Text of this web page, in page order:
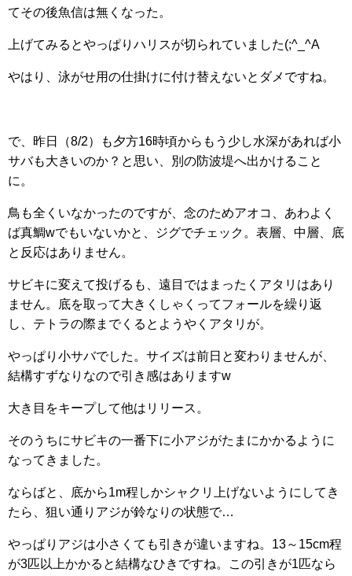
てその後魚信は無くなった。
上げてみるとやっぱりハリスが切られていました(;^_^A
やはり、泳がせ用の仕掛けに付け替えないとダメですね。
で、昨日（8/2）も夕方16時頃からもう少し水深があれば小
サバも大きいのか？と思い、別の防波堤へ出かけること
に。
鳥も全くいなかったのですが、念のためアオコ、あわよく
ば真鯛wでもいないかと、ジグでチェック。表層、中層、底
と反応はありません。
サビキに変えて投げるも、遠目ではまったくアタリはあり
ません。底を取って大きくしゃくってフォールを繰り返
し、テトラの際までくるとようやくアタリが。
やっぱり小サバでした。サイズは前日と変わりませんが、
結構すずなりなので引き感はありますw
大き目をキープして他はリリース。
そのうちにサビキの一番下に小アジがたまにかかるように
なってきました。
ならばと、底から1m程しかシャクリ上げないようにしてき
たら、狙い通りアジが鈴なりの状態で…
やっぱりアジは小さくても引きが違いますね。13～15cm程
が3匹以上かかると結構なひきですね。この引きが1匹なら